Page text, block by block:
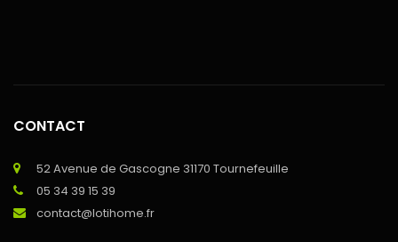
CONTACT
52 Avenue de Gascogne 31170 Tournefeuille
05 34 39 15 39
contact@lotihome.fr